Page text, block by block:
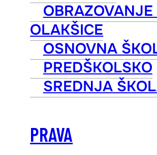
OLAKŠICE
OSNOVNA
PREDŠKOLSKO
SREDNJA
PRAVA